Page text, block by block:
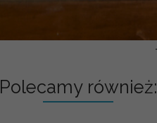
Polecamy również: